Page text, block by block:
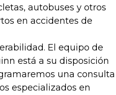
autobuses y otros
en accidentes de
El equipo de
está a su disposición
una consulta
especializados en